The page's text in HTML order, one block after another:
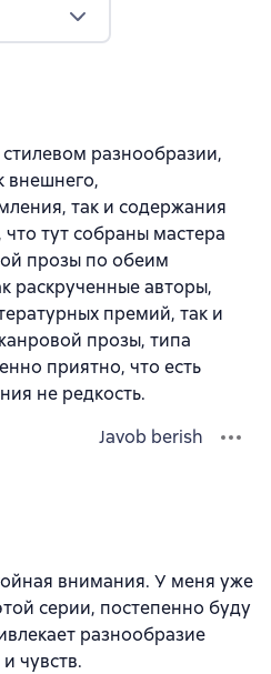
разнообразии,
внешнего,
так и содержания
тут собраны мастера
прозы по обеим
раскрученные авторы,
премий, так и
прозы, типа
приятно, что есть
не редкость.
Javob berish
внимания. У меня уже
серии, постепенно буду
разнообразие
чувств.